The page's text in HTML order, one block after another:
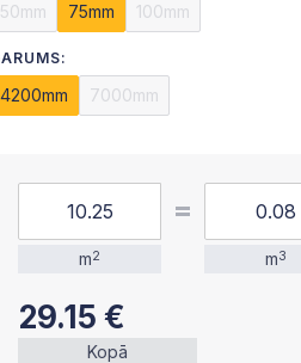
50mm 75mm 100mm
4200mm 7000mm
m2 m3
29.15 €
Kopā